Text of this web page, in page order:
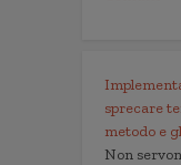
sprecare
metodo e
Non